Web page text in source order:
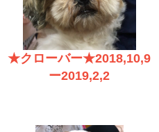
★クローバー★2018,10,9
ー2019,2,2